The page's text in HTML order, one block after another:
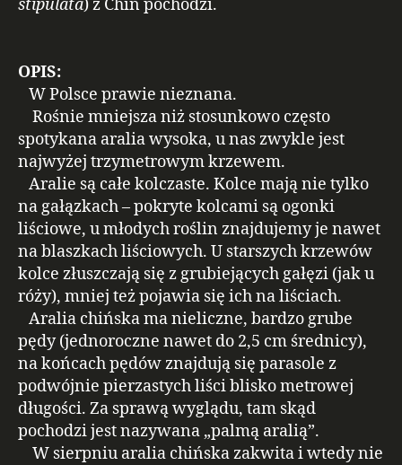
stipulata) z Chin pochodzi.
OPIS:
W Polsce prawie nieznana.
Rośnie mniejsza niż stosunkowo często
spotykana aralia wysoka, u nas zwykle jest
najwyżej trzymetrowym krzewem.
Aralie są całe kolczaste. Kolce mają nie tylko
na gałązkach – pokryte kolcami są ogonki
liściowe, u młodych roślin znajdujemy je nawet
na blaszkach liściowych. U starszych krzewów
kolce złuszczają się z grubiejących gałęzi (jak u
róży), mniej też pojawia się ich na liściach.
Aralia chińska ma nieliczne, bardzo grube
pędy (jednoroczne nawet do 2,5 cm średnicy),
na końcach pędów znajdują się parasole z
podwójnie pierzastych liści blisko metrowej
długości. Za sprawą wyglądu, tam skąd
pochodzi jest nazywana „palmą aralią”.
W sierpniu aralia chińska zakwita i wtedy nie